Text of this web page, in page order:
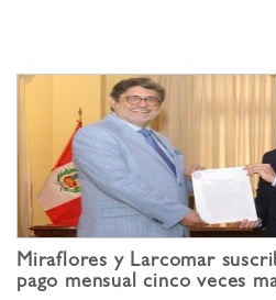
Miraflores y Larcomar
pago mensual cinco veces